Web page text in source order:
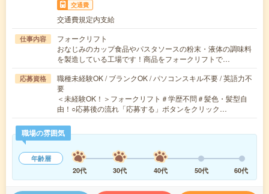
交通費
交通費規定内支給
仕事内容
フォークリフト
おなじみのカップ食品やパスタソースの粉末・液体の調味料
を製造している工場です！商品をフォークリフトで…
応募資格
職種未経験OK / ブランクOK / パソコンスキル不要 / 英語力不
要
＜未経験OK！＞フォークリフト＃学歴不問＃髪色・髪型自
由！○応募後の流れ「応募する」ボタンをクリック…
職場の雰囲気
年齢層
20代
30代 40代 50代 60代